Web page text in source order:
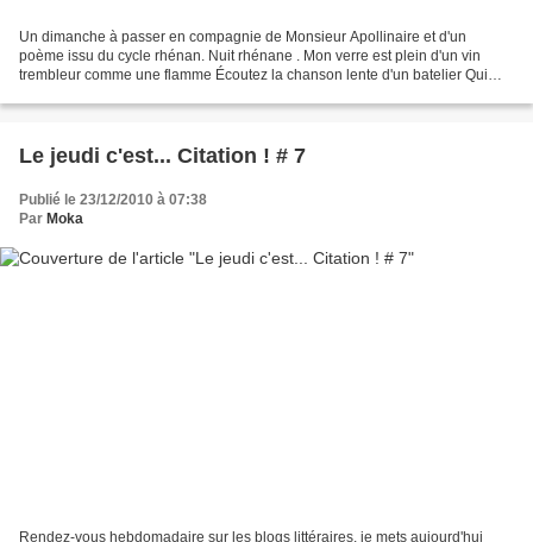
Un dimanche à passer en compagnie de Monsieur Apollinaire et d'un
poème issu du cycle rhénan. Nuit rhénane . Mon verre est plein d'un vin
trembleur comme une flamme Écoutez la chanson lente d'un batelier Qui
Le jeudi c'est... Citation ! # 7
Publié le 23/12/2010 à 07:38
Par Moka
Rendez-vous hebdomadaire sur les blogs littéraires, je mets aujourd'hui